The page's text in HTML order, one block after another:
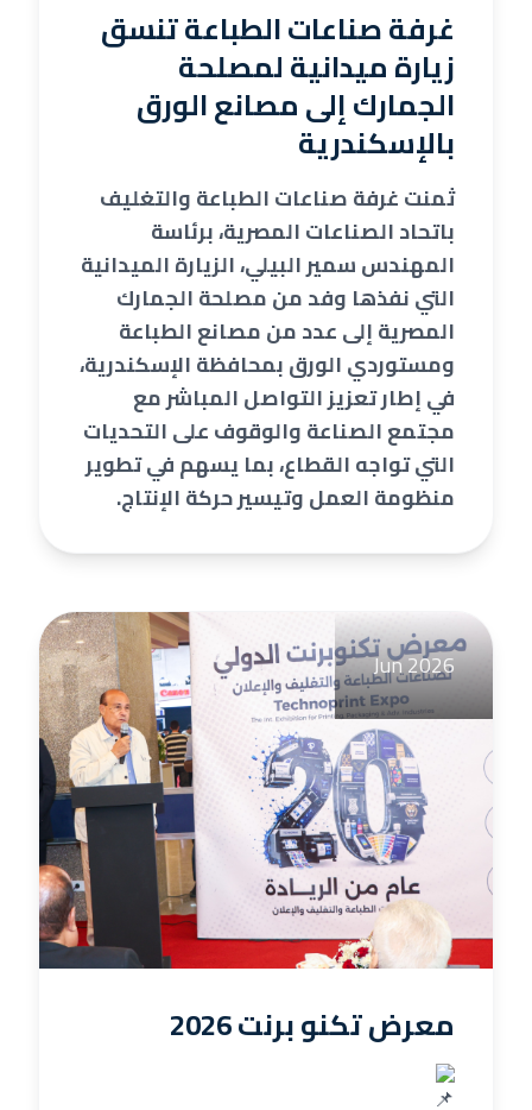
غرفة صناعات الطباعة تنسق
زيارة ميدانية لمصلحة
الجمارك إلى مصانع الورق
بالإسكندرية
ثمنتغرفة صناعات الطباعةوالتغليف
باتحاد الصناعات المصرية، برئاسة
المهندس سمير البيلي، الزيارة الميدانية
التي نفذها وفد من مصلحة الجمارك
المصرية إلى عدد من مصانع الطباعة
ومستوردي الورق بمحافظة الإسكندرية،
في إطار تعزيز التواصل المباشر مع
مجتمع الصناعةوالوقوف على التحديات
التي تواجه القطاع، بما يسهم في تطوير
منظومة العمل وتيسير حركة الإنتاج.
Jun 2026
معرض تكنو برنت 2026